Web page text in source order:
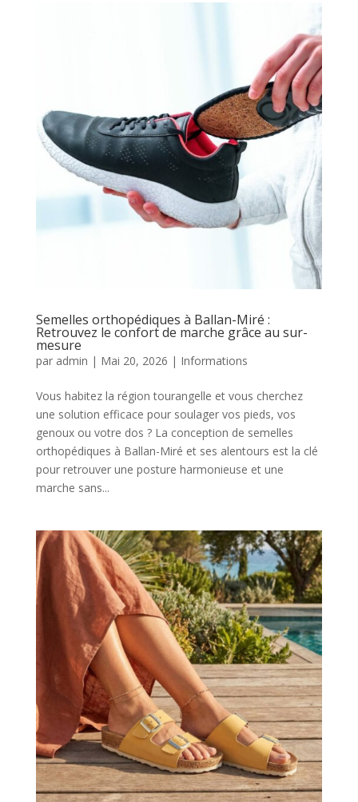
Semelles orthopédiques à Ballan-Miré :
Retrouvez le confort de marche grâce au sur-
mesure
par admin | Mai 20, 2026 | Informations
Vous habitez la région tourangelle et vous cherchez
une solution efficace pour soulager vos pieds, vos
genoux ou votre dos ? La conception de semelles
orthopédiques à Ballan-Miré et ses alentours est la clé
pour retrouver une posture harmonieuse et une
marche sans...